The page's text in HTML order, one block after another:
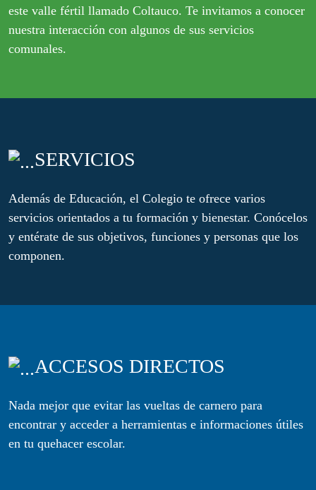
este valle fértil llamado Coltauco. Te invitamos a conocer
nuestra interacción con algunos de sus servicios
comunales.
SERVICIOS
Además de Educación, el Colegio te ofrece varios
servicios orientados a tu formación y bienestar. Conócelos
y entérate de sus objetivos, funciones y personas que los
componen.
ACCESOS DIRECTOS
Nada mejor que evitar las vueltas de carnero para
encontrar y acceder a herramientas e informaciones útiles
en tu quehacer escolar.